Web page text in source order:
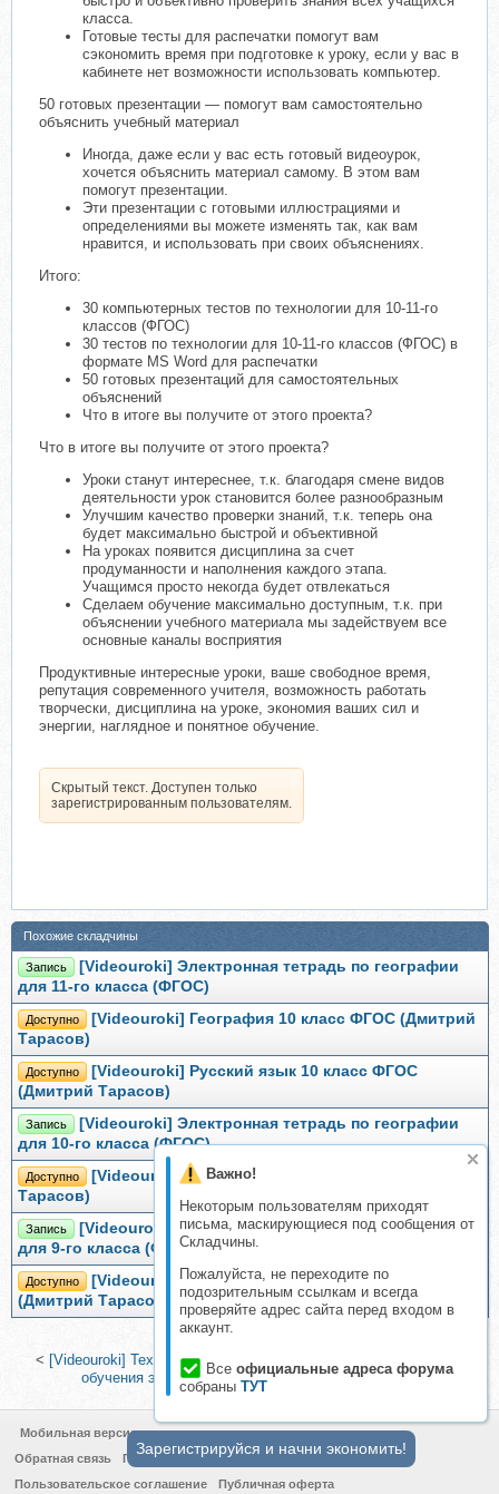
Важно!
Некоторым пользователям приходят
письма, маскирующиеся под сообщения от
Складчины.
Пожалуйста, не переходите по
подозрительным ссылкам и всегда
проверяйте адрес сайта перед входом в
аккаунт.
Все официальные адреса форума
собраны ТУТ
класса.
Готовые тесты для распечатки помогут вам
сэкономить время при подготовке к уроку, если у вас в
кабинете нет возможности использовать компьютер.
50 готовых презентации — помогут вам самостоятельно
объяснить учебный материал
Иногда, даже если у вас есть готовый видеоурок,
хочется объяснить материал самому. В этом вам
помогут презентации.
Эти презентации с готовыми иллюстрациями и
определениями вы можете изменять так, как вам
нравится, и использовать при своих объяснениях.
Итого:
30 компьютерных тестов по технологии для 10-11-го
классов (ФГОС)
30 тестов по технологии для 10-11-го классов (ФГОС) в
формате MS Word для распечатки
50 готовых презентаций для самостоятельных
объяснений
Что в итоге вы получите от этого проекта?
Что в итоге вы получите от этого проекта?
Уроки станут интереснее, т.к. благодаря смене видов
деятельности урок становится более разнообразным
Улучшим качество проверки знаний, т.к. теперь она
будет максимально быстрой и объективной
На уроках появится дисциплина за счет
продуманности и наполнения каждого этапа.
Учащимся просто некогда будет отвлекаться
Сделаем обучение максимально доступным, т.к. при
объяснении учебного материала мы задействуем все
основные каналы восприятия
Продуктивные интересные уроки, ваше свободное время,
репутация современного учителя, возможность работать
творчески, дисциплина на уроке, экономия ваших сил и
энергии, наглядное и понятное обучение.
Скрытый текст. Доступен только
зарегистрированным пользователям.
Похожие складчины
Запись
[Videouroki] Электронная тетрадь по географии
для 11-го класса (ФГОС)
Доступно
[Videouroki] География 10 класс ФГОС (Дмитрий
Тарасов)
Доступно
[Videouroki] Русский язык 10 класс ФГОС
(Дмитрий Тарасов)
Запись
[Videouroki] Электронная тетрадь по географии
для 10-го класса (ФГОС)
Доступно
[Videouroki] Алгебра 10 класс ФГОС (Дмитрий
Тарасов)
Запись
[Videouroki] Электронная тетрадь по географии
для 9-го класса (ФГОС)
Доступно
[Videouroki] Русский язык 4 класс ФГОС
(Дмитрий Тарасов)
< [Videouroki] Технология 8 класс ФГОС
Рабочие тетради для
обучения элементам грамоты (Евгения Ларина)>
Мобильная версия
Обратная связь
Политика конфиденциальности
Пользовательское соглашение
Публичная оферта
Зарегистрируйся и начни экономить!